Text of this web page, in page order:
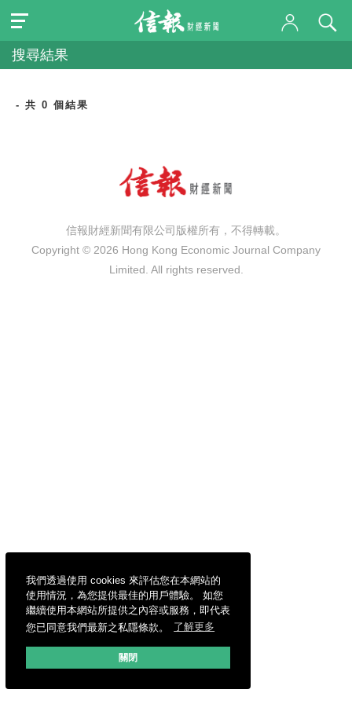
我們透過使用 cookies 來評估您在本網站的
使用情況，為您提供最佳的用戶體驗。 如您
繼續使用本網站所提供之內容或服務，即代表
您已同意我們最新之私隱條款。
了解更多
關閉
搜尋結果
- 共 0 個結果
信報財經新聞有限公司版權所有，不得轉載。
Copyright © 2026 Hong Kong Economic Journal Company
Limited. All rights reserved.